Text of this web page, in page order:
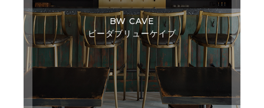
BW CAVE
ビーダブリューケイブ